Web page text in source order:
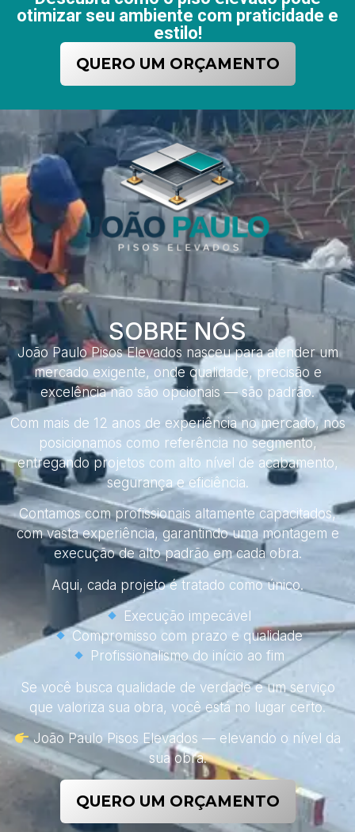
otimizar seu ambiente com praticidade e
estilo!
QUERO UM ORÇAMENTO
SOBRE NÓS
João Paulo Pisos Elevados nasceu para atender um
mercado exigente, onde qualidade, precisão e
excelência não são opcionais — são padrão.
Com mais de 12 anos de experiência no mercado, nos
posicionamos como referência no segmento,
entregando projetos com alto nível de acabamento,
segurança e eficiência.
Contamos com profissionais altamente capacitados,
com vasta experiência, garantindo uma montagem e
execução de alto padrão em cada obra.
Aqui, cada projeto é tratado como único.
Execução impecável
Compromisso com prazo e qualidade
Profissionalismo do início ao fim
Se você busca qualidade de verdade e um serviço
que valoriza sua obra, você está no lugar certo.
João Paulo Pisos Elevados — elevando o nível da
sua obra.
QUERO UM ORÇAMENTO